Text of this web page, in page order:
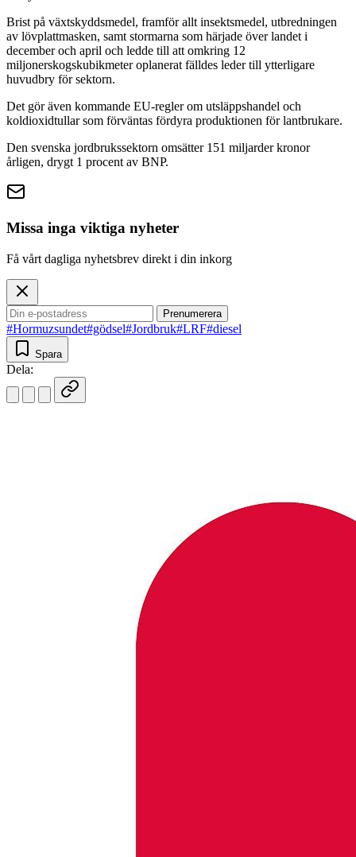
Brist på växtskyddsmedel, framför allt insektsmedel, utbredningen
av lövplattmasken, samt stormarna som härjade över landet i
december och april och ledde till att omkring 12
miljonerskogskubikmeter oplanerat fälldes leder till ytterligare
huvudbry för sektorn.
Det gör även kommande EU-regler om utsläppshandel och
koldioxidtullar som förväntas fördyra produktionen för lantbrukare.
Den svenska jordbrukssektorn omsätter 151 miljarder kronor
årligen, drygt 1 procent av BNP.
Missa inga viktiga nyheter
Få vårt dagliga nyhetsbrev direkt i din inkorg
Prenumerera
#Hormuzsundet#gödsel#Jordbruk#LRF#diesel
Spara
Dela: